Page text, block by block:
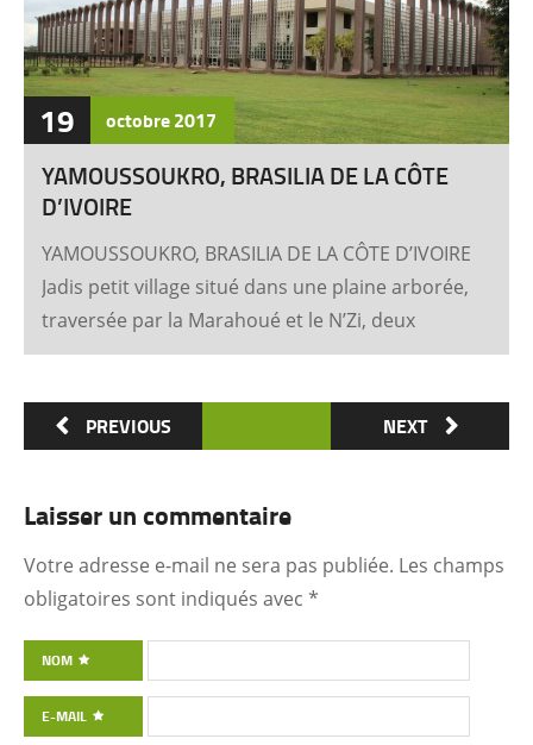
19 octobre2017
YAMOUSSOUKRO, BRASILIA DE LA CÔTE
D’IVOIRE
YAMOUSSOUKRO, BRASILIA DE LA CÔTE D’IVOIRE
Jadis petit village situé dans une plaine arborée,
traversée par la Marahoué et le N’Zi, deux
affluents du Bandama, Yamoussoukro est
synonyme de la Côte d’Ivoire Un symbole
universel Créée ex nihilo au centre du pays à
un événement majeur dans l’histoire de
l’urbanisme de la Côte d’Ivoire. Félix Houphouët-
Boigny et ses architectes (Pierre Fakhoury et
Clément Cacoub pour la Fondation FHB, …) ont
voulu que tout, depuis le plan général des
quartiers administratifs et résidentiels jusqu’à la
PREVIOUS NEXT
Laisser un commentaire
Votre adresse e-mail ne sera pas publiée. Les champs
obligatoires sont indiqués avec *
NOM
E-MAIL